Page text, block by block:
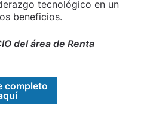
tecnológico en un
beneficios.
del área de Renta
completo